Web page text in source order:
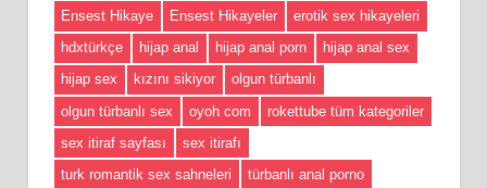
Ensest Hikaye
Ensest Hikayeler
erotik sex hikayeleri
hdxtürkçe
hijap anal hijap anal porn
hijap anal sex
hijap sex
kızını sikiyor
olgun türbanlı
olgun türbanlı sex
oyoh com
rokettube tüm kategoriler
sex itiraf sayfası
sex itirafı
turk romantik sex sahneleri
türbanlı anal porno